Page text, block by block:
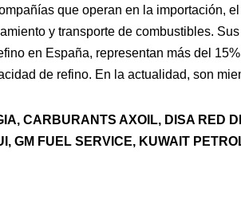
que operan en la importación,
y transporte de combustibles.
en España, representan más del
de refino. En la actualidad, son
CARBURANTS AXOIL, DISA RED
GM FUEL SERVICE, KUWAIT